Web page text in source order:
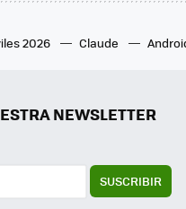
2026 Claude
NEWSLETTER
SUSCRIBIR